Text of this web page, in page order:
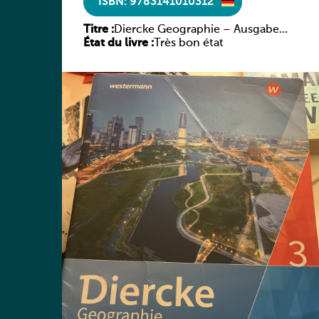
Titre :Diercke Geographie – Ausgabe
2019 für Luxemburg Arbeitsheft 3
État du livre : Très bon état